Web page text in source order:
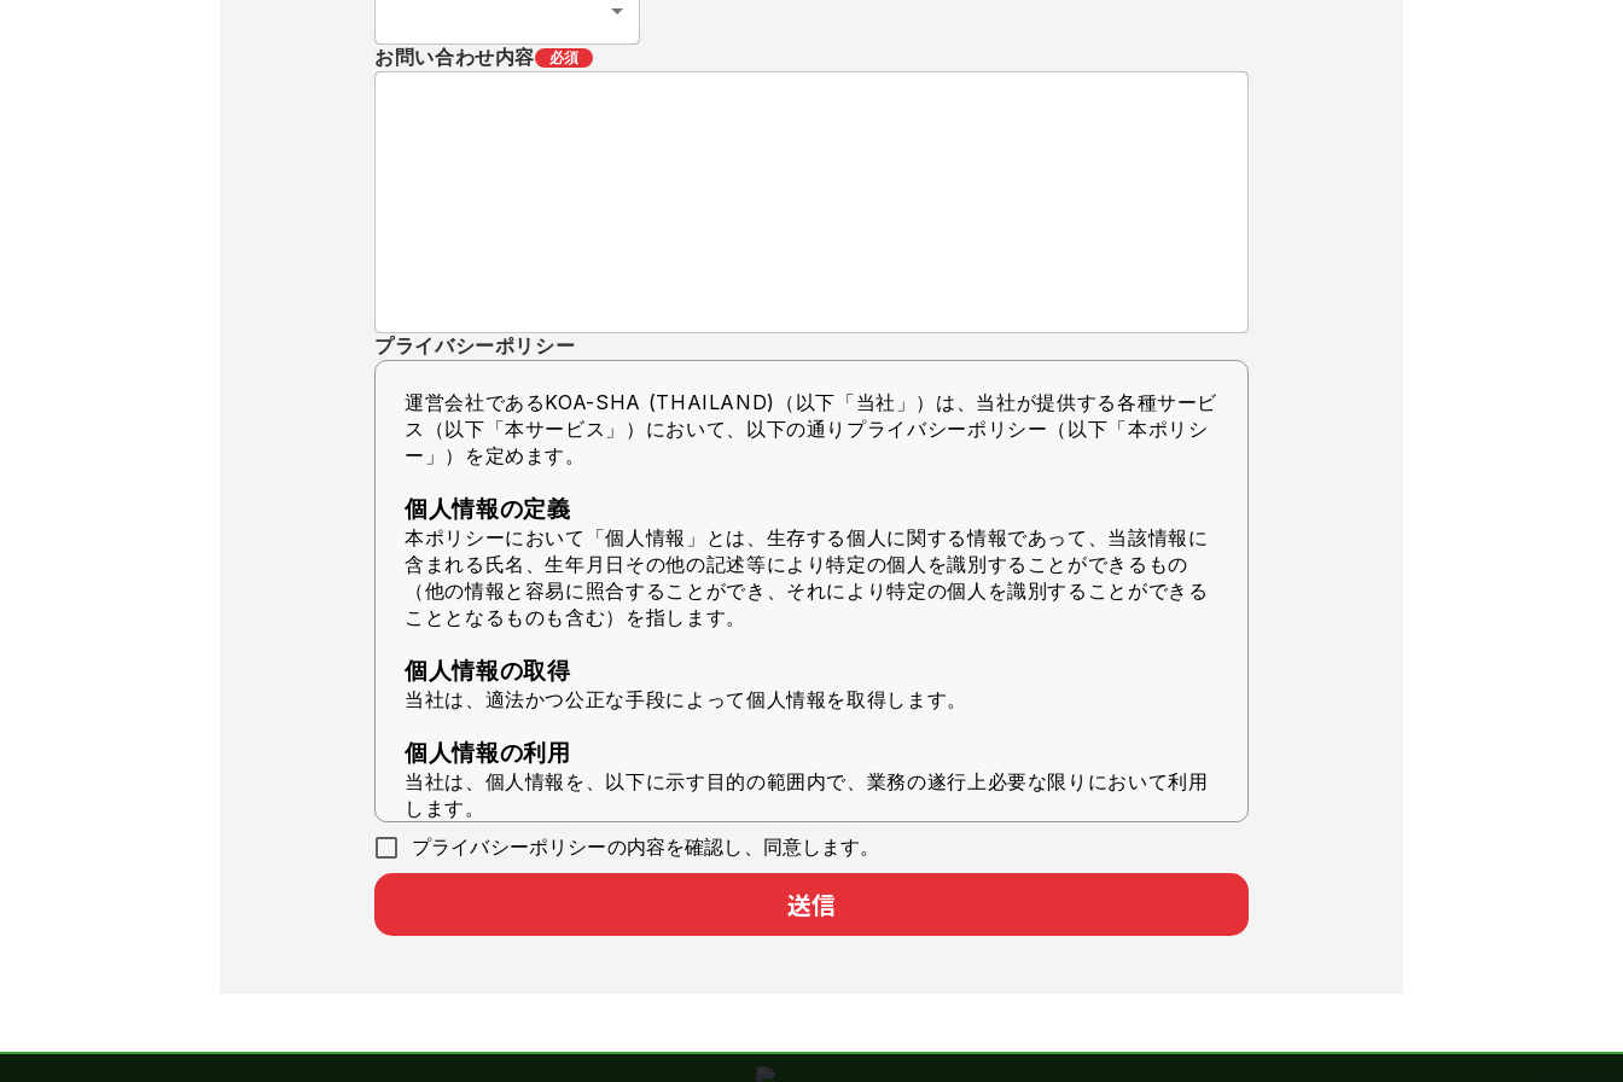
お問い合わせ内容 必須
プライバシーポリシー
運営会社であるKOA-SHA (THAILAND)（以下「当社」） は、当社が提供する各種サービ
ス（以下「本サービス」）において、以下の通りプライバシーポリシー（以下「本ポリシ
ー」）を定めます。
個人情報の定義
本ポリシーにおいて「個人情報」とは、生存する個人に関する情報であって、当該情報に
含まれる氏名、生年月日その他の記述等により特定の個人を識別することができるもの
（他の情報と容易に照合することができ、それにより特定の個人を識別することができる
こととなるものも含む）を指します。
個人情報の取得
当社は、適法かつ公正な手段によって個人情報を取得します。
個人情報の利用
当社は、個人情報を、以下に示す目的の範囲内で、業務の遂行上必要な限りにおいて利用
します。
本サービスのユーザ個人に対して最適化された情報を配信するため
統計的分析により本サービスの品質向上に役立てるため
本サービスに対するお問い合わせへの対応のため
プライバシーポリシーの内容を確認し、同意します。
送信